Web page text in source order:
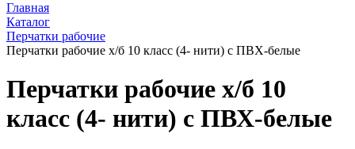
Главная
Каталог
Перчатки рабочие
Перчатки рабочие х/б 10 класс (4- нити) с ПВХ-белые
Перчатки рабочие х/б 10
класс (4- нити) с ПВХ-белые